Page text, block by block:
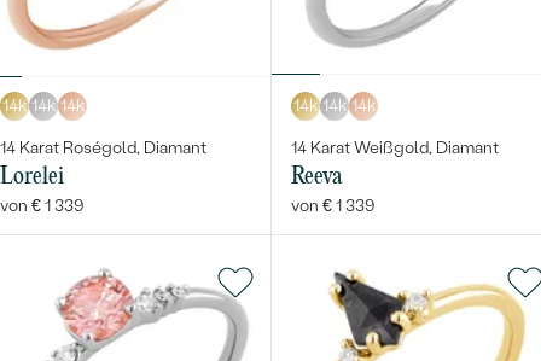
14k 14k 14k
14 Karat Roségold, Diamant
Lorelei
von € 1 339
14k 14k 14k
14 Karat Weißgold, Diamant
Reeva
von € 1 339